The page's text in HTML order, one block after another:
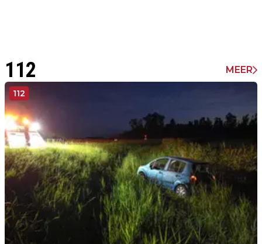
112 MEER
112